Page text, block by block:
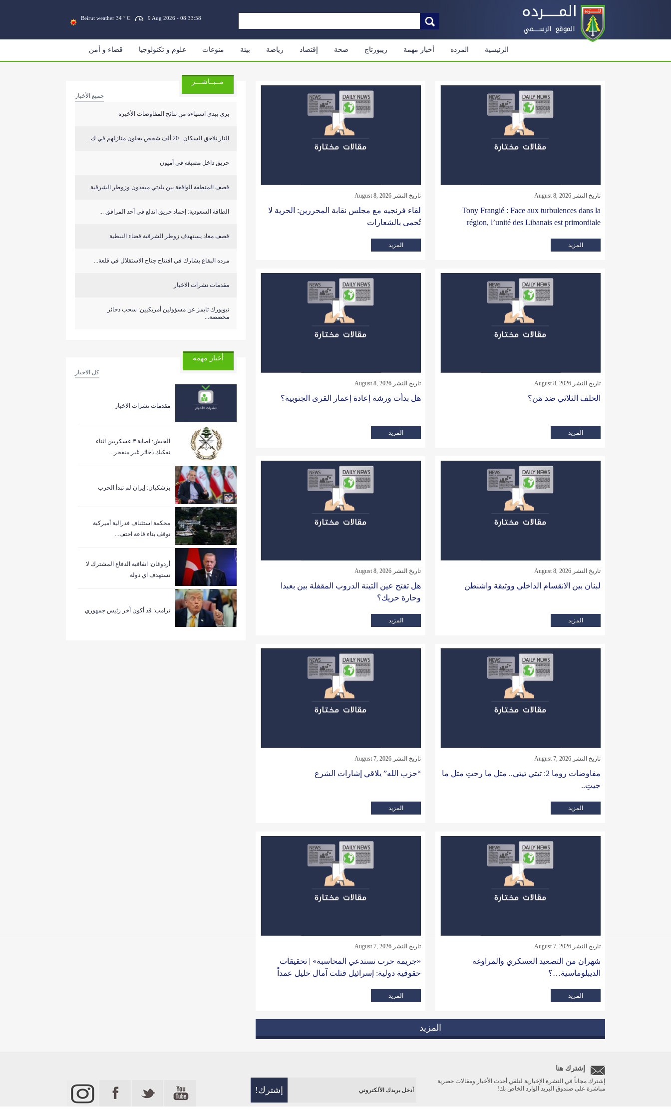
Beirut weather 34 ° C 9 Aug 2026 - 08:33:58
الرئيسية المرده أخبار مهمة ريبورتاج صحة إقتصاد رياضة بيئة منوعات علوم و تكنولوجيا قضاء و أمن
تاريخ النشر August 8, 2026
Tony Frangié : Face aux turbulences dans la
région, l’unité des Libanais est primordiale
المزيد
تاريخ النشر August 8, 2026
لقاء فرنجيه مع مجلس نقابة المحررين: الحرية لا
تُحمى بالشعارات
المزيد
تاريخ النشر August 8, 2026
الحلف الثلاثي ضد مَن؟
المزيد
تاريخ النشر August 8, 2026
هل بدأت ورشة إعادة إعمار القرى الجنوبية؟
المزيد
تاريخ النشر August 8, 2026
لبنان بين الانقسام الداخلي ووثيقة واشنطن
المزيد
تاريخ النشر August 8, 2026
هل تفتح عين التينة الدروب المقفلة بين بعبدا
وحارة حريك؟
المزيد
تاريخ النشر August 7, 2026
مفاوضات روما 2: تيتي تيتي.. متل ما رحتِ متل ما
جيتِ..
المزيد
تاريخ النشر August 7, 2026
“حزب الله” يلاقي إشارات الشرع
المزيد
تاريخ النشر August 7, 2026
شهران من التصعيد العسكري والمراوغة
الديبلوماسية…؟
المزيد
تاريخ النشر August 7, 2026
«جريمة حرب تستدعي المحاسبة» | تحقيقات
حقوقية دولية: إسرائيل قتلت آمال خليل عمداً
المزيد
المزيد
مــبــاشـــر
جميع الأخبار
بري يبدي استياءه من نتائج المفاوضات الأخيرة
النار تلاحق السكان.. 20 ألف شخص يخلون منازلهم في ك...
حريق داخل مصبغة في أميون
قصف المنطقة الواقعة بين بلدتي ميفدون وزوطر الشرقية
‏الطاقة السعودية: إخماد حريق اندلع في أحد المرافق ...
قصف معاد يستهدف زوطر الشرقية قضاء النبطية
مرده البقاع يشارك في افتتاح جناح الاستقلال في قلعة...
مقدمات نشرات الاخبار
نيويورك تايمز عن مسؤولين أمريكيين: سحب ذخائر
مخصصة...
أخبار مهمة
كل الاخبار
مقدمات نشرات الاخبار
الجيش: اصابة ٣ عسكريين اثناء
تفكيك ذخائر غير منفجر...
بزشكيان: إيران لم تبدأ الحرب
‏محكمة استئناف فدرالية أميركية
توقف بناء قاعة احتف...
أردوغان: اتفاقية الدفاع المشترك لا
تستهدف اي دولة
ترامب: قد أكون آخر رئيس جمهوري
إشترك هنا
إشترك مجاناً في النشرة الإخبارية لتلقي أحدث الأخبار ومقالات حصرية
مباشرة على صندوق البريد الوارد الخاص بك!